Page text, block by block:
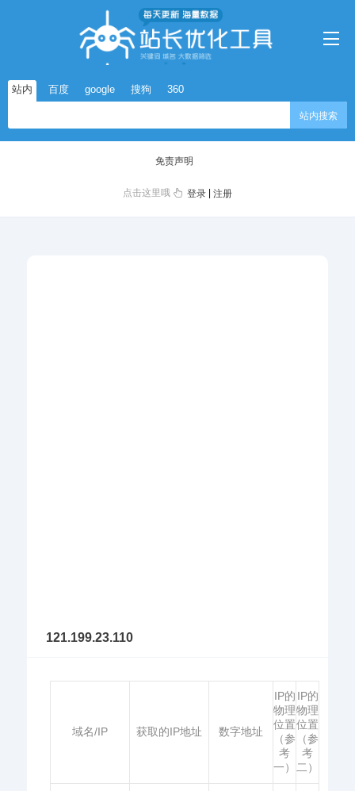
站内 百度 google 搜狗 360
站内搜索
免责声明
点击这里哦 登录 |注册
121.199.23.110
域名/IP 获取的IP地址 数字地址
IP的
物理
位置
（参
考
一）
IP的
物理
位置
（参
考
二）